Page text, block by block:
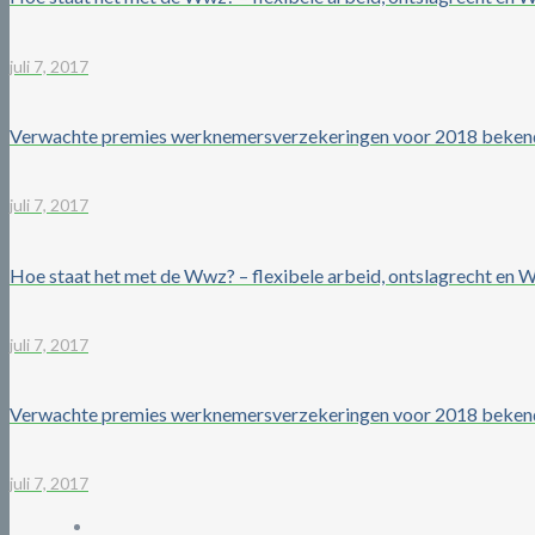
juli 7, 2017
Verwachte premies werknemersverzekeringen voor 2018
juli 7, 2017
Hoe staat het met de Wwz? – flexibele arbeid, ontslagrecht en
juli 7, 2017
Verwachte premies werknemersverzekeringen voor 2018
juli 7, 2017